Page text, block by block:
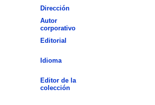
Dirección
Autor
corporativo
Editorial
Idioma
Editor de la
colección